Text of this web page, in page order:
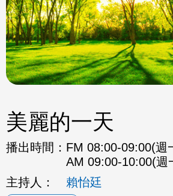
美麗的一天
播出時間： FM 08:00-09:00(週
AM 09:00-10:00(週
主持人：
賴怡廷